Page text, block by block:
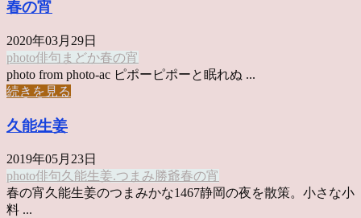
春の宵
2020年03月29日
photo俳句 まどか春の宵
photo from photo-ac ピポーピポーと眠れぬ ...
続きを見る
久能生姜
2019年05月23日
photo俳句久能生姜.つまみ勝爺春の宵
春の宵久能生姜のつまみかな1467静岡の夜を散策。小さな小
料 ...